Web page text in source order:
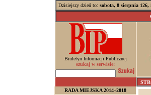
Dzisiejszy dzień to: sobota, 8 sierpnia
Biuletyn Informacji Publicznej
szukaj w serwisie:
RADA MIEJSKA 2014÷2018